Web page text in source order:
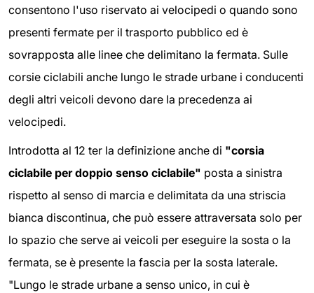
consentono l'uso riservato ai velocipedi o quando sono
presenti fermate per il trasporto pubblico ed è
sovrapposta alle linee che delimitano la fermata. Sulle
corsie ciclabili anche lungo le strade urbane i conducenti
degli altri veicoli devono dare la precedenza ai
velocipedi.
Introdotta al 12 ter la definizione anche di "corsia
ciclabile per doppio senso ciclabile" posta a sinistra
rispetto al senso di marcia e delimitata da una striscia
bianca discontinua, che può essere attraversata solo per
lo spazio che serve ai veicoli per eseguire la sosta o la
fermata, se è presente la fascia per la sosta laterale.
"Lungo le strade urbane a senso unico, in cui è